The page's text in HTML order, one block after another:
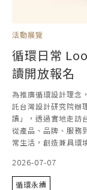
活動展覽
循環日常
讀開放報名
為推廣循環設計理念
託台灣設計研究院辦
讀」，透過實地走訪
從產品、品牌、服務
常生活，創造兼具環
2026-07-07
循環永續